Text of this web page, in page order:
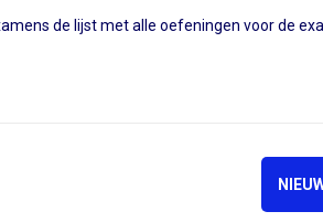
de lijst met alle oefeningen voor de